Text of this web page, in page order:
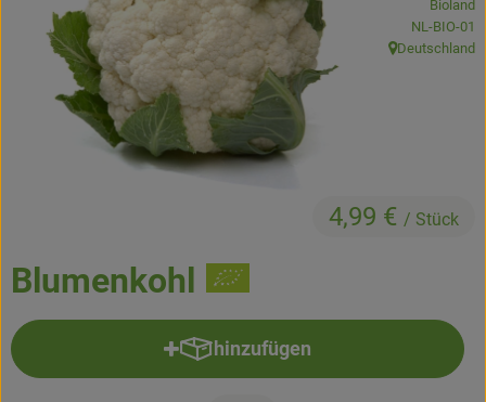
Kühltheke
Backstube
Küchenzauber
Über den Tag
So geht’s
Blumenkohl
4,99 € / Stück
Bioland
,NL-BIO-01
, Herkunft:
Deutschland
hinzufügen
Produkt zum Warenkorb